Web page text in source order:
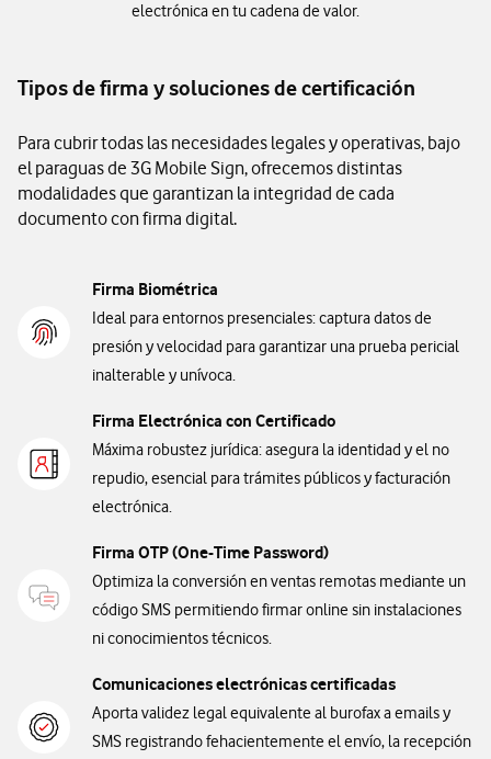
electrónica en tu cadena de valor.
Tipos de firma y soluciones de certificación
Para cubrir todas las necesidades legales y operativas, bajo
el paraguas de 3G Mobile Sign, ofrecemos distintas
modalidades que garantizan la integridad de cada
documento con firma digital.
Firma Biométrica
Ideal para entornos presenciales: captura datos de
presión y velocidad para garantizar una prueba pericial
inalterable y unívoca.
Firma Electrónica con Certificado
Máxima robustez jurídica: asegura la identidad y el no
repudio, esencial para trámites públicos y facturación
electrónica.
Firma OTP (One-Time Password)
Optimiza la conversión en ventas remotas mediante un
código SMS permitiendo firmar online sin instalaciones
ni conocimientos técnicos.
Comunicaciones electrónicas certificadas
Aporta validez legal equivalente al burofax a emails y
SMS registrando fehacientemente el envío, la recepción